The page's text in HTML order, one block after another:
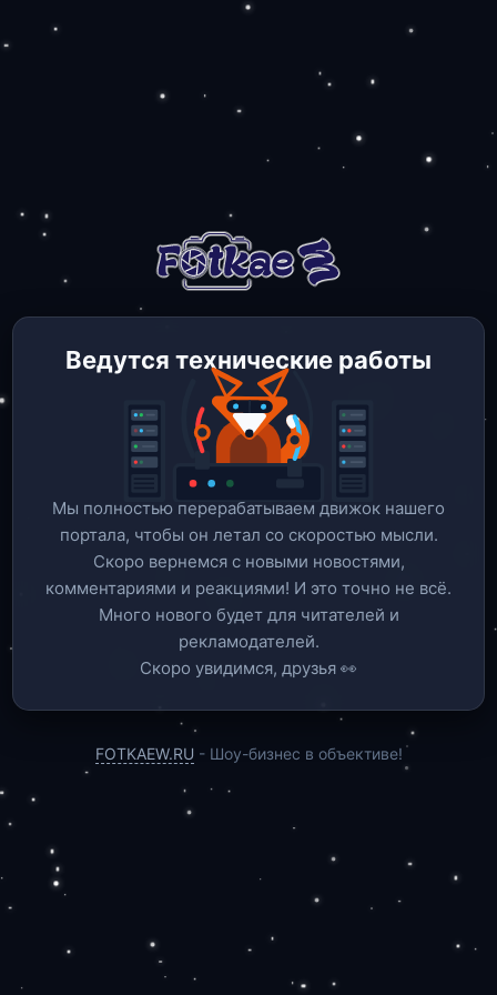
Ведутся технические работы
Мы полностью перерабатываем движок нашего
портала, чтобы он летал со скоростью мысли.
Скоро вернемся c новыми новостями,
комментариями и реакциями! И это точно не всё.
Много нового будет для читателей и
рекламодателей.
Скоро увидимся, друзья 👀
FOTKAEW.RU - Шоу-бизнес в объективе!